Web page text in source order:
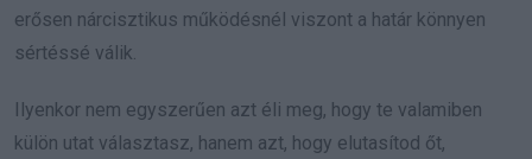
erősen nárcisztikus működésnél viszont a határ könnyen
sértéssé válik.
Ilyenkor nem egyszerűen azt éli meg, hogy te valamiben
külön utat választasz, hanem azt, hogy elutasítod őt,